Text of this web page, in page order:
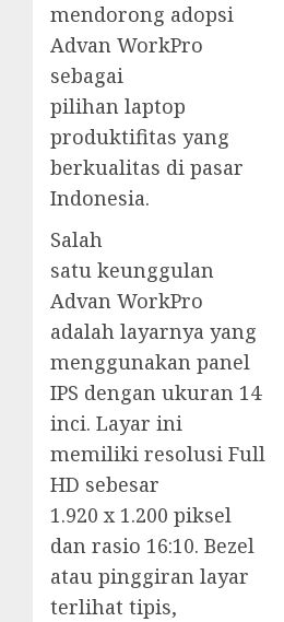
mendorong adopsi
Advan WorkPro
sebagai
pilihan laptop
produktifitas yang
berkualitas di pasar
Indonesia.
Salah
satu keunggulan
Advan WorkPro
adalah layarnya yang
menggunakan panel
IPS dengan ukuran 14
inci. Layar ini
memiliki resolusi Full
HD sebesar
1.920 x 1.200 piksel
dan rasio 16:10. Bezel
atau pinggiran layar
terlihat tipis,